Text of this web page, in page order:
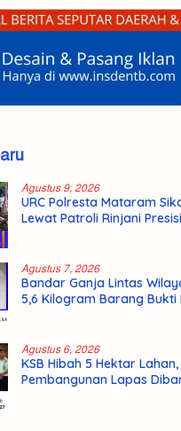
Agustus 9, 2026
URC Polresta Mataram
Lewat Patroli Rinjani Presisi
Agustus 7, 2026
Bandar Ganja Lintas
5,6 Kilogram Barang Bukti
Agustus 6, 2026
KSB Hibah 5 Hektar
Pembangunan Lapas